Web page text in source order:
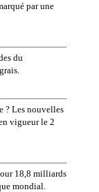
par une
du
? Les nouvelles
vigueur le 2
18,8 milliards
mondial.